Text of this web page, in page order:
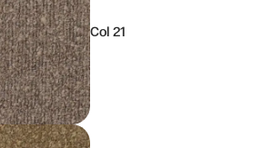
Col 21